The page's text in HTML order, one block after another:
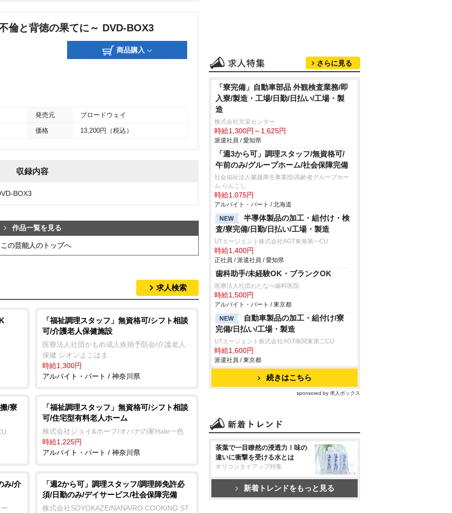
倫と背徳の果てに～ DVD-BOX3
商品購入
発売元 ブロードウェイ
価格 13,200円（税込）
収録内容
BOX3
作品一覧を見る
この芸能人のトップへ
求人検索
「福祉調理スタッフ」無資格可/シフト相談
可/介護老人保健施設
医療法人社団かもめ成人疾病予防会/介護老人
保健 シオンよこはま
時給1,300円
アルバイト・パート / 神奈川県
/寮
「福祉調理スタッフ」無資格可/シフト相談
可/住宅型有料老人ホーム
株式会社ジョイ&ホープ/オハナの家Hale一色
時給1,225円
アルバイト・パート / 神奈川県
み/介
「週2から可」調理スタッフ/調理師免許必
須/日勤のみ/デイサービス/社会保障完備
株式会社SOYOKAZE/NANAIRO COOKING ST
さらに見る
「寮完備」自動車部品 外観検査業務/即
入寮/製造・工場/日勤/日払い/工場・製
造
株式会社京栄センター
時給1,300円～1,625円
派遣社員 / 愛知県
「週3から可」調理スタッフ/無資格可/
午前のみ/グループホーム/社会保障完備
社会福祉法人蘭越厚生事業団/高齢者グループホー
ム らんこし
時給1,075円
アルバイト・パート / 北海道
NEW
半導体製品の加工・組付け・検
査/寮完備/日勤/日払い/工場・製造
UTエージェント株式会社AGT東海第一CU
時給1,400円
正社員 / 派遣社員 / 愛知県
歯科助手/未経験OK・ブランクOK
医療法人社団わたなべ歯科医院
時給1,500円
アルバイト・パート / 東京都
NEW
自動車製品の加工・組付け/寮
完備/日払い/工場・製造
UTエージェント株式会社AGT南関東第二CU
時給1,600円
派遣社員 / 東京都
続きはこちら
sponsored by 求人ボックス
茶葉で一目瞭然の浸透力！味の
違いに衝撃を受ける水とは
オリコンタイアップ特集
新着トレンドをもっと見る